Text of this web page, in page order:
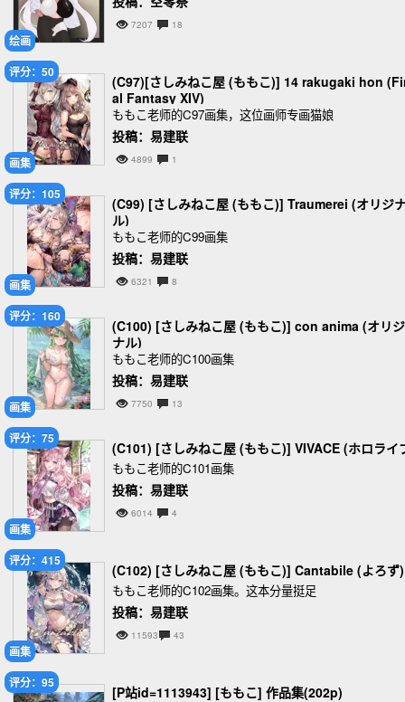
绘画
7207 18
画集
评分：50
(C97)[さしみねこ屋 (ももこ)] 14 rakugaki hon
al Fantasy XIV)
ももこ老师的C97画集，这位画师专画猫娘
投稿：易建联
4899 1
画集
评分：105
(C99) [さしみねこ屋 (ももこ)] Traumerei (オリジ
ル)
ももこ老师的C99画集
投稿：易建联
6321 8
画集
评分：160
(C100) [さしみねこ屋 (ももこ)] con anima (オリジ
ナル)
ももこ老师的C100画集
投稿：易建联
7750 13
画集
评分：75
(C101) [さしみねこ屋 (ももこ)] VIVACE (ホロライ
ももこ老师的C101画集
投稿：易建联
6014 4
画集
评分：415
(C102) [さしみねこ屋 (ももこ)] Cantabile (よろず)
ももこ老师的C102画集。这本分量挺足
投稿：易建联
11593 43
评分：95
[P站id=1113943] [ももこ] 作品集(202p)